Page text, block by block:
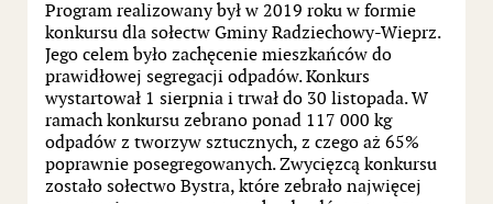
Program realizowany był w 2019 roku w formie
konkursu dla sołectw Gminy Radziechowy-Wieprz.
Jego celem było zachęcenie mieszkańców do
prawidłowej segregacji odpadów. Konkurs
wystartował 1 sierpnia i trwał do 30 listopada. W
ramach konkursu zebrano ponad 117 000 kg
odpadów z tworzyw sztucznych, z czego aż 65%
poprawnie posegregowanych. Zwycięzcą konkursu
zostało sołectwo Bystra, które zebrało najwięcej